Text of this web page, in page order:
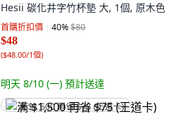
Hesii 碳化井字竹杯墊 大, 1個, 原木色
首購折扣價 40%$80
$48
($48.00/1個)
明天 8/10 (一) 預計送達
满 $1,500 再省 $75 (王道卡)